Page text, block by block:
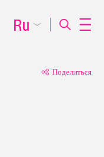
Поделиться
Ru